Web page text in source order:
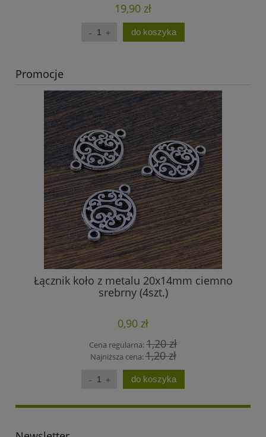
19,90 zł
do koszyka
Promocje
Łącznik koło z metalu 20x14mm ciemno
srebrny (4szt.)
0,90 zł
Cena regularna:1,20 zł
Najniższa cena:1,20 zł
do koszyka